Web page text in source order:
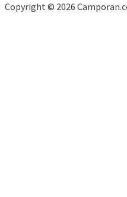
Copyright © 2026